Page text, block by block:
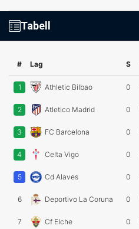
Tabell
# Lag S
1 Athletic Bilbao 0
2 Atletico Madrid 0
3 FC Barcelona 0
4 Celta Vigo 0
5 Cd Alaves 0
6 Deportivo La Coruna 0
7 Cf Elche 0